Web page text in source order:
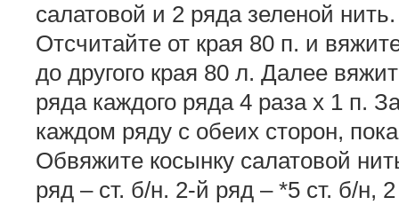
салатовой и 2 ряда зеленой
Отсчитайте от края 80 п. и
до другого края 80 л. Далее
ряда каждого ряда 4 раза х 1 п.
каждом ряду с обеих сторон,
Обвяжите косынку салатовой
ряд – ст. б/н. 2-й ряд – *5 ст. б/н,